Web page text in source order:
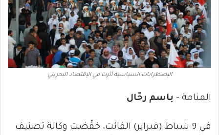
الإضطرابات السياسية أثرت في الإقتصاد البحريني
المنامة – باسم رحّال
في 9 شباط (فبراير) الفائت، خفّضت وكالة تصنيف